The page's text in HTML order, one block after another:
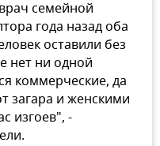
семейной
года назад оба
оставили без
нет ни одной
коммерческие, да
загара и женскими
изгоев", -